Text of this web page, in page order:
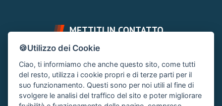
METTITI IN CONTATTO
FAI UNA DOMANDA
Chiedi un Consiglio
Area Ticket
CONTATTA L'AMMINISTRAZIONE
Clicca quì
🍪Utilizzo dei Cookie
Ciao, ti informiamo che anche questo sito, come tutti
del resto, utilizza i cookie propri e di terze parti per il
suo funzionamento. Questi sono per noi utili al fine di
svolgere le analisi del traffico del sito e poter migliorare